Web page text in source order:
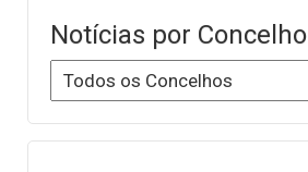
Notícias por Concelho